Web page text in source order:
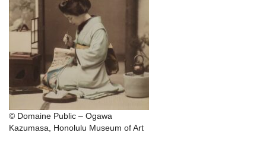
© Domaine Public – Ogawa
Kazumasa, Honolulu Museum of Art